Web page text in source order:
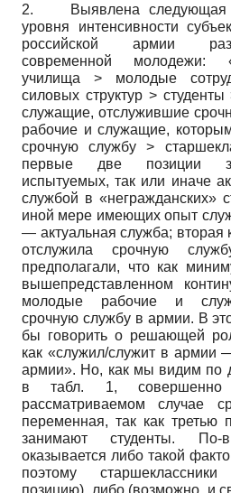
2.
Выявлена следующая
уровня интенсивности
российской армии
современной молодежи:
училища > молодые
силовых структур >
служащие, отслужившие
рабочие и служащие,
срочную службу >
первые две позиции
испытуемых, так или иначе
службой в «негражданских»
иной мере имеющих опыт
— актуальная служба; вторая
отслужила срочную
предполагали, что как
вышепред­ставленном
молодые рабочие и
срочную службу в армии. В
бы говорить о решающей
как «служил/служит в армии
армии». Но, как мы видим по
в табл. 1,
рассматриваемом случае
переменная, так как третью
занимают студенты. По-
оказывается либо такой
поэтому
позицию), либо (возможно, и